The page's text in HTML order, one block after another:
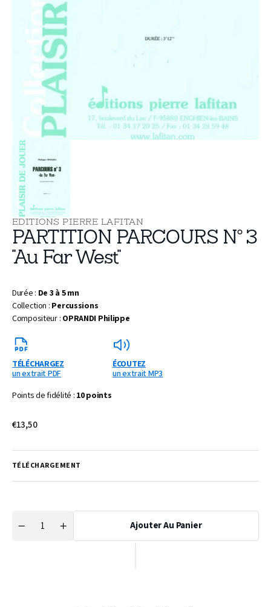
vue
de
EDITIONS PIERRE LAFITAN
PARTITION PARCOURS N° 3
"Au Far West"
Durée : De 3 à 5 mn
Collection : Percussions
Compositeur : OPRANDI Philippe
TÉLÉCHARGEZ
un extrait PDF
ÉCOUTEZ
un extrait MP3
Points de fidélité : 10 points
Prix
€13,50
TÉLÉCHARGEMENT
Réduire
Quantité
Augmenter
Ajouter Au Panier